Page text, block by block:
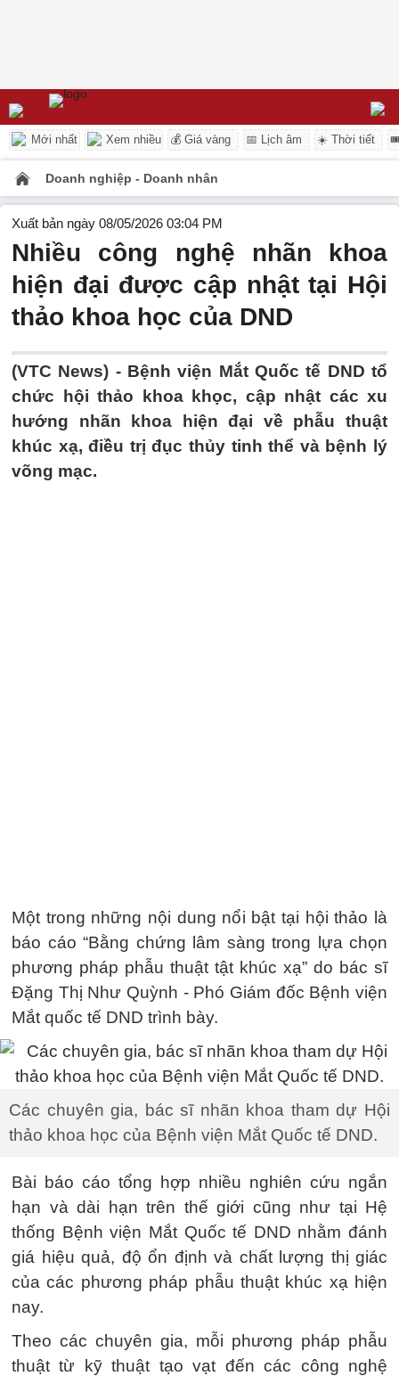
Mới nhất Xem nhiều 💰 Giá vàng 📅 Lịch âm ☀️ Thời tiết
Doanh nghiệp - Doanh nhân
Xuất bản ngày 08/05/2026 03:04 PM
Nhiều công nghệ nhãn khoa
hiện đại được cập nhật tại Hội
thảo khoa học của DND
(VTC News) - Bệnh viện Mắt Quốc tế DND tổ
chức hội thảo khoa khọc, cập nhật các xu
hướng nhãn khoa hiện đại về phẫu thuật
khúc xạ, điều trị đục thủy tinh thể và bệnh lý
võng mạc.
Một trong những nội dung nổi bật tại hội thảo là
báo cáo “Bằng chứng lâm sàng trong lựa chọn
phương pháp phẫu thuật tật khúc xạ” do bác sĩ
Đặng Thị Như Quỳnh - Phó Giám đốc Bệnh viện
Mắt quốc tế DND trình bày.
Các chuyên gia, bác sĩ nhãn khoa tham dự Hội
thảo khoa học của Bệnh viện Mắt Quốc tế DND.
Bài báo cáo tổng hợp nhiều nghiên cứu ngắn
hạn và dài hạn trên thế giới cũng như tại Hệ
thống Bệnh viện Mắt Quốc tế DND nhằm đánh
giá hiệu quả, độ ổn định và chất lượng thị giác
của các phương pháp phẫu thuật khúc xạ hiện
nay.
Theo các chuyên gia, mỗi phương pháp phẫu
thuật từ kỹ thuật tạo vạt đến các công nghệ